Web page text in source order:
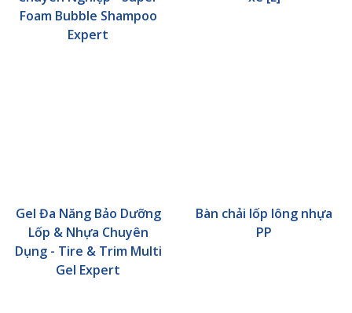
Foam Bubble Shampoo
Expert
Gel Đa Năng Bảo Dưỡng
Lốp & Nhựa Chuyên
Dụng - Tire & Trim Multi
Gel Expert
Bàn chải lốp lông nhựa
PP